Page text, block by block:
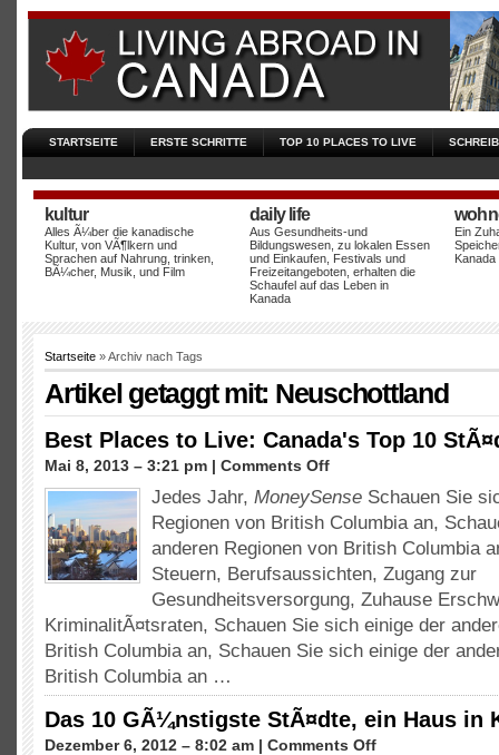
STARTSEITE ERSTE SCHRITTE TOP 10 PLACES TO LIVE
kultur
Alles Ã¼ber die kanadische
Kultur, von VÃ¶lkern und
Sprachen auf Nahrung, trinken,
BÃ¼cher, Musik, und Film
daily life
Aus Gesundheits-und
Bildungswesen, zu lokalen Essen
und Einkaufen, Festivals und
Freizeitangeboten, erhalten die
Schaufel auf das Leben in
Kanada
Ein
Startseite » Archiv nach Tags
Artikel getaggt mit: Neuschottland
Best Places to Live: Canada's Top 10
Mai 8, 2013 – 3:21 pm | Comments Offauf
Places
to
Live:
Top
10
StÃ¤dte
(2013)
Jedes Jahr, MoneySense Schauen Sie
Regionen von British Columbia an,
anderen Regionen von British Columbia
Steuern, Berufsaussichten, Zugang zur
Gesundheitsversorgung, Zuhause
KriminalitÃ¤tsraten, Schauen Sie sich einige der
British Columbia an, Schauen Sie sich einige der
British Columbia an …
Das 10 GÃ¼nstigste StÃ¤dte, ein Haus in
Dezember 6, 2012 – 8:02 am | Comments Offauf